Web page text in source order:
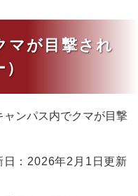
マが目撃され
ャンパス内でクマが目撃
日：2026年2月1日更新